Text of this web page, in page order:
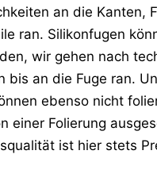
an die Kanten,
ran. Silikonfugen
wir gehen nach
bis an die Fuge ran.
ebenso nicht
einer Folierung
ist hier stets